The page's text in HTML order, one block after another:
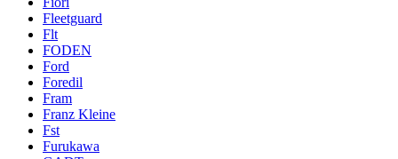
Fleetguard
Flt
FODEN
Ford
Foredil
Fram
Franz Kleine
Fst
Furukawa